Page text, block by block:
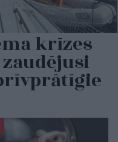
krīzes